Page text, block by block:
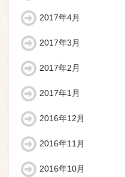
2017年4月
2017年3月
2017年2月
2017年1月
2016年12月
2016年11月
2016年10月